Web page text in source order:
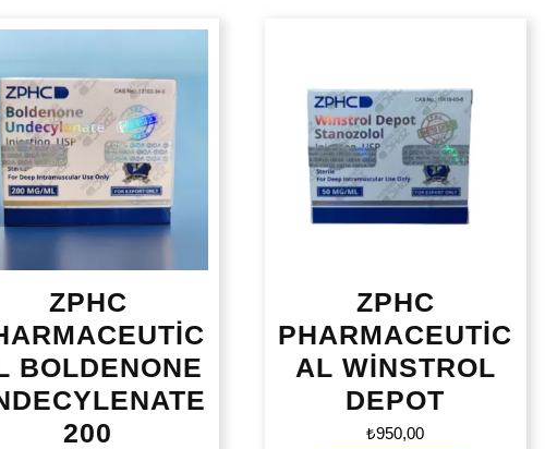
ZPHC
BOLDENONE
200
ZPHC
PHARMACEUTİC
AL WİNSTROL
DEPOT
₺950,00